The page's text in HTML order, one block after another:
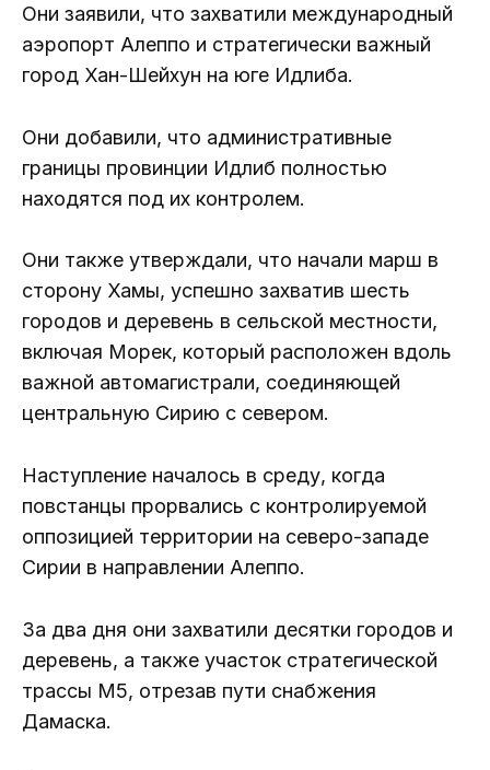
Они заявили, что захватили международный
аэропорт Алеппо и стратегически важный
город Хан-Шейхун на юге Идлиба.
Они добавили, что административные
границы провинции Идлиб полностью
находятся под их контролем.
Они также утверждали, что начали марш в
сторону Хамы, успешно захватив шесть
городов и деревень в сельской местности,
включая Морек, который расположен вдоль
важной автомагистрали, соединяющей
центральную Сирию с севером.
Наступление началось в среду, когда
повстанцы прорвались с контролируемой
оппозицией территории на северо-западе
Сирии в направлении Алеппо.
За два дня они захватили десятки городов и
деревень, а также участок стратегической
трассы М5, отрезав пути снабжения
Дамаска.